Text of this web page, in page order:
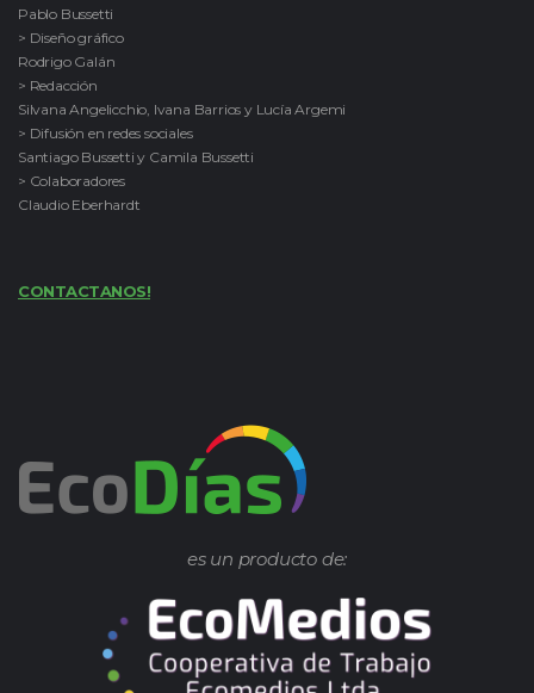
Pablo Bussetti
> Diseño gráfico
Rodrigo Galán
> Redacción
Silvana Angelicchio, Ivana Barrios y Lucía Argemi
> Difusión en redes sociales
Santiago Bussetti y Camila Bussetti
> Colaboradores
Claudio Eberhardt
CONTACTANOS!
es un producto de: